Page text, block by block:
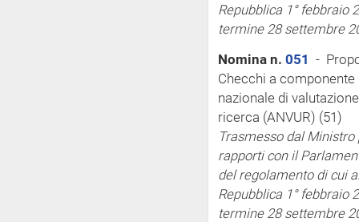
Repubblica 1° febbraio
termine 28 settembre
Nomina n. 051 -
Checchi a
nazionale di
ricerca (ANVUR) (51)
Trasmesso dal
rapporti con il
del regolamento di cui
Repubblica 1° febbraio
termine 28 settembre